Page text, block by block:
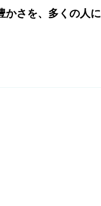
かさを、多くの人に